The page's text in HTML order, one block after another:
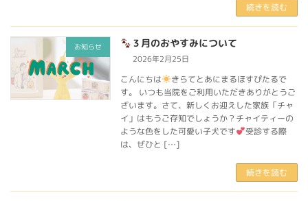
続きを読む
お知らせ ３月のおやすみについて
2026年2月25日
こんにちは
きらてとあにまるほすぴたるで
す。 いつも当院をご利用いただきありがとうご
ざいます。さて、新しくお迎えした家族「チャ
イ」はもうご存知でしょうか？チャイティーの
ような色をした可愛い子犬です
受診する際
は、ぜひと […]
続きを読む